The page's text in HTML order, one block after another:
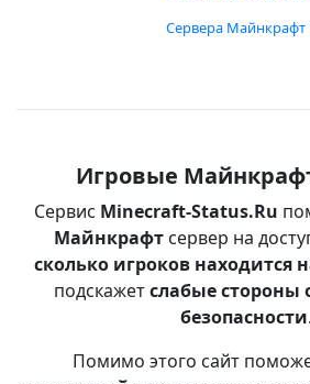
Сервера Майнкрафт
Игровые
Сервис Minecraft-Status.Ru
Майнкрафтсервер на
сколько игроков находится
подскажетслабые
безопасности.
Помимо этого сайт